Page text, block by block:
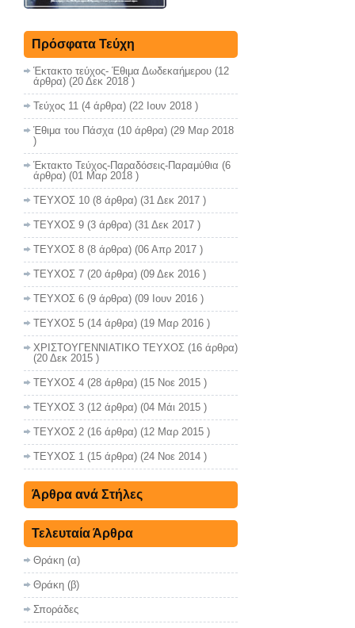
Πρόσφατα Τεύχη
Έκτακτο τεύχος- Έθιμα Δωδεκαήμερου (12
άρθρα) (20 Δεκ 2018 )
Τεύχος 11 (4 άρθρα) (22 Ιουν 2018 )
Έθιμα του Πάσχα (10 άρθρα) (29 Μαρ 2018
)
Έκτακτο Τεύχος-Παραδόσεις-Παραμύθια (6
άρθρα) (01 Μαρ 2018 )
ΤΕΥΧΟΣ 10 (8 άρθρα) (31 Δεκ 2017 )
ΤΕΥΧΟΣ 9 (3 άρθρα) (31 Δεκ 2017 )
ΤΕΥΧΟΣ 8 (8 άρθρα) (06 Απρ 2017 )
ΤΕΥΧΟΣ 7 (20 άρθρα) (09 Δεκ 2016 )
ΤΕΥΧΟΣ 6 (9 άρθρα) (09 Ιουν 2016 )
ΤΕΥΧΟΣ 5 (14 άρθρα) (19 Μαρ 2016 )
ΧΡΙΣΤΟΥΓΕΝΝΙΑΤΙΚΟ ΤΕΥΧΟΣ (16 άρθρα)
(20 Δεκ 2015 )
ΤΕΥΧΟΣ 4 (28 άρθρα) (15 Νοε 2015 )
ΤΕΥΧΟΣ 3 (12 άρθρα) (04 Μάι 2015 )
ΤΕΥΧΟΣ 2 (16 άρθρα) (12 Μαρ 2015 )
ΤΕΥΧΟΣ 1 (15 άρθρα) (24 Νοε 2014 )
Άρθρα ανά Στήλες
Τελευταία Άρθρα
Θράκη (α)
Θράκη (β)
Σποράδες